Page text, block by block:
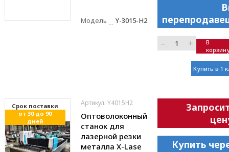
Модель Y-3015-H2
– +
В
Купить в 1
Cрок поставки
от 30 до 90
дней
Артикул: Y4015H2
Оптоволоконный
станок для
лазерной резки
металла X-Lase
Купить